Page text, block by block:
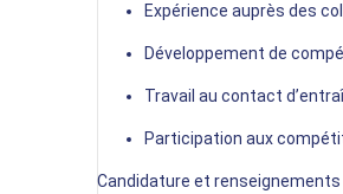
Expérience auprès des
Développement de
Travail au contact
Participation aux
Candidature et renseignements